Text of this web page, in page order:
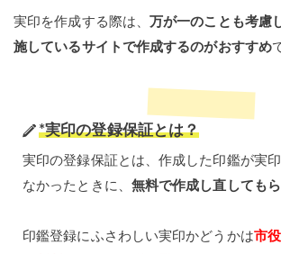
実印を作成する際は、 万が一のことも考慮
施しているサイトで作成するのがおすすめ
*実印の登録保証とは？
実印の登録保証とは、作成した印鑑が実
なかったときに、 無料で作成し直しても
印鑑登録にふさわしい実印かどうかは市